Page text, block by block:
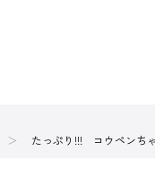
たっぷり!!! コウペンち